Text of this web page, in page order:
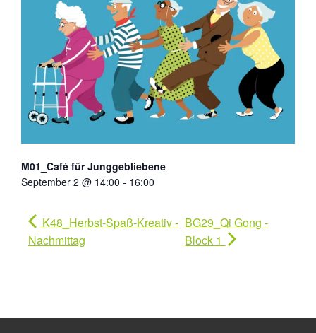
M01_Café für Junggebliebene
September 2 @ 14:00 - 16:00
K48_Herbst-Spaß-Kreativ -
Nachmittag
BG29_Qi Gong -
Block 1